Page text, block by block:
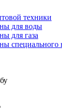
техники
для воды
для газа
специального